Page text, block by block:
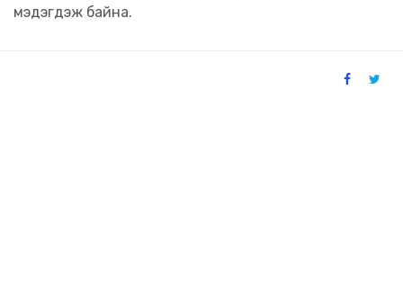
мэдэгдэж байна.